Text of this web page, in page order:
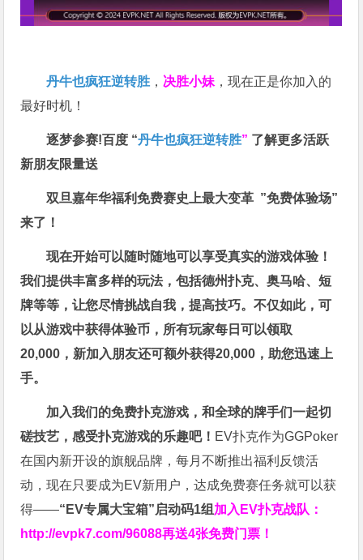
丹牛也疯狂逆转胜 ， 决胜小妹 ，现在正是你加入的
最好时机！
逐梦参赛!百度 “丹牛也疯狂逆转胜” 了解更多活跃
新朋友限量送
双旦嘉年华福利免费赛史上最大变革 ”免费体验场”
来了！
现在开始可以随时随地可以享受真实的游戏体验！
我们提供丰富多样的玩法，包括德州扑克、奥马哈、短
牌等等，让您尽情挑战自我，提高技巧。不仅如此，可
以从游戏中获得体验币，所有玩家每日可以领取
20,000，新加入朋友还可额外获得20,000，助您迅速上
手。
加入我们的免费扑克游戏，和全球的牌手们一起切
磋技艺，感受扑克游戏的乐趣吧！ EV扑克作为GGPoker
在国内新开设的旗舰品牌，每月不断推出福利反馈活
动，现在只要成为EV新用户，达成免费赛任务就可以获
得——“EV专属大宝箱”启动码1组 加入EV扑克战队：
http://evpk7.com/96088再送4张免费门票！